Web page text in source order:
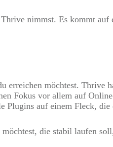
nimmst. Es kommt
erreichen möchtest.
Fokus vor allem auf
Plugins auf einem Fleck,
die stabil laufen